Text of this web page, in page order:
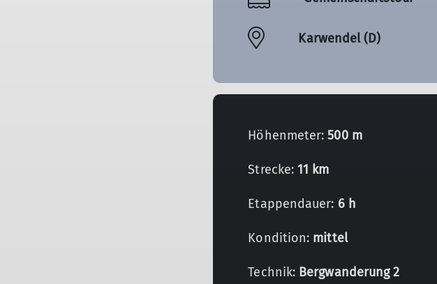
Karwendel (D)
Höhenmeter:500 m
Strecke:11 km
Etappendauer: 6 h
Kondition: mittel
Technik: Bergwanderung 2